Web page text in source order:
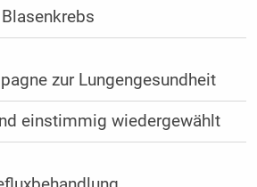
zur Lungengesundheit
einstimmig wiedergewählt